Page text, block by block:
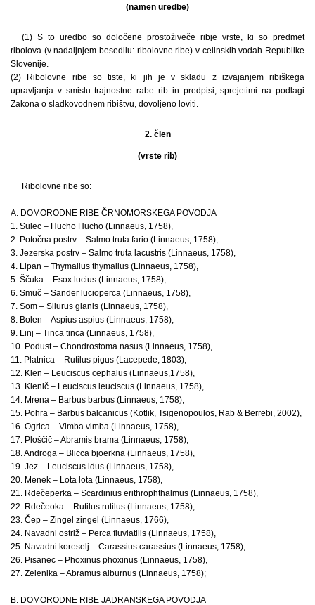
(namen uredbe)
(1) S to uredbo so določene prostoživeče ribje vrste, ki so predmet
ribolova (v nadaljnjem besedilu: ribolovne ribe) v celinskih vodah Republike
Slovenije.
(2) Ribolovne ribe so tiste, ki jih je v skladu z izvajanjem ribiškega
upravljanja v smislu trajnostne rabe rib in predpisi, sprejetimi na podlagi
Zakona o sladkovodnem ribištvu, dovoljeno loviti.
2. člen
(vrste rib)
Ribolovne ribe so:
A. DOMORODNE RIBE ČRNOMORSKEGA POVODJA
1. Sulec – Hucho Hucho (Linnaeus, 1758),
2. Potočna postrv – Salmo truta fario (Linnaeus, 1758),
3. Jezerska postrv – Salmo truta lacustris (Linnaeus, 1758),
4. Lipan – Thymallus thymallus (Linnaeus, 1758),
5. Ščuka – Esox lucius (Linnaeus, 1758),
6. Smuč – Sander lucioperca (Linnaeus, 1758),
7. Som – Silurus glanis (Linnaeus, 1758),
8. Bolen – Aspius aspius (Linnaeus, 1758),
9. Linj – Tinca tinca (Linnaeus, 1758),
10. Podust – Chondrostoma nasus (Linnaeus, 1758),
11. Platnica – Rutilus pigus (Lacepede, 1803),
12. Klen – Leuciscus cephalus (Linnaeus,1758),
13. Klenič – Leuciscus leuciscus (Linnaeus, 1758),
14. Mrena – Barbus barbus (Linnaeus, 1758),
15. Pohra – Barbus balcanicus (Kotlik, Tsigenopoulos, Rab & Berrebi, 2002),
16. Ogrica – Vimba vimba (Linnaeus, 1758),
17. Ploščič – Abramis brama (Linnaeus, 1758),
18. Androga – Blicca bjoerkna (Linnaeus, 1758),
19. Jez – Leuciscus idus (Linnaeus, 1758),
20. Menek – Lota lota (Linnaeus, 1758),
21. Rdečeperka – Scardinius erithrophthalmus (Linnaeus, 1758),
22. Rdečeoka – Rutilus rutilus (Linnaeus, 1758),
23. Čep – Zingel zingel (Linnaeus, 1766),
24. Navadni ostriž – Perca fluviatilis (Linnaeus, 1758),
25. Navadni koreselj – Carassius carassius (Linnaeus, 1758),
26. Pisanec – Phoxinus phoxinus (Linnaeus, 1758),
27. Zelenika – Abramus alburnus (Linnaeus, 1758);
B. DOMORODNE RIBE JADRANSKEGA POVODJA